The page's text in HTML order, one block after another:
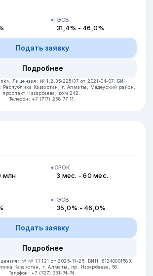
ГЭСВ
31,4% - 46,0%
Подать заявку
Подробнее
Лицензия: № 1.2.35/225/37 от 2021-04-07.
БИН:
Республика Казахстан, г. Алматы, Медеуский район,
проспект Назарбаева, дом 242..
Телефон: +7 (717) 258 77 11.
млн
СРОК
3 мес. - 60 мес.
ГЭСВ
35,0% - 46,0%
Подать заявку
Подробнее
№ № 1.1.121 от 2025-11-25.
БИН: 61240001583.
Казахстан, ​г. Алматы, пр. Назарбаева, 50.
Телефон: +7 (727) 331-74-74.